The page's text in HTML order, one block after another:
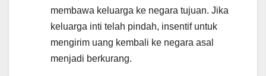
membawa keluarga ke negara tujuan. Jika
keluarga inti telah pindah, insentif untuk
mengirim uang kembali ke negara asal
menjadi berkurang.